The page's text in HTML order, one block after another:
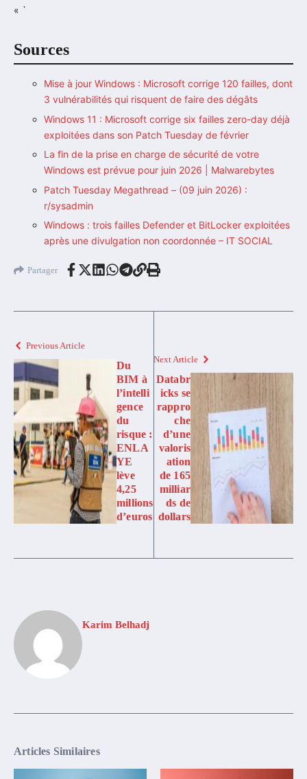
« `
Sources
Mise à jour Windows : Microsoft corrige 120 failles, dont
3 vulnérabilités qui risquent de faire des dégâts
Windows 11 : Microsoft corrige six failles zero-day déjà
exploitées dans son Patch Tuesday de février
La fin de la prise en charge de sécurité de votre
Windows est prévue pour juin 2026 | Malwarebytes
Patch Tuesday Megathread – (09 juin 2026) :
r/sysadmin
Windows : trois failles Defender et BitLocker exploitées
après une divulgation non coordonnée – IT SOCIAL
Partager
Previous Article
Du
BIM à
l’intelli
gence
du
risque :
ENLA
YE
lève
4,25
millions
d’euros
Next Article
Databr
icks se
rappro
che
d’une
valoris
ation
de 165
milliar
ds de
dollars
Karim Belhadj
Articles Similaires